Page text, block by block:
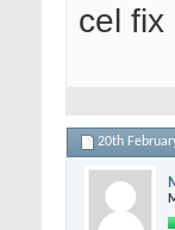
cel fix
20th